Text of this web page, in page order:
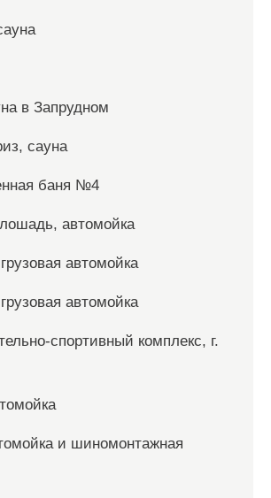
в Запрудном
сауна
баня №4
автомойка
автомойка
автомойка
спортивный комплекс, г.
и шиномонтажная